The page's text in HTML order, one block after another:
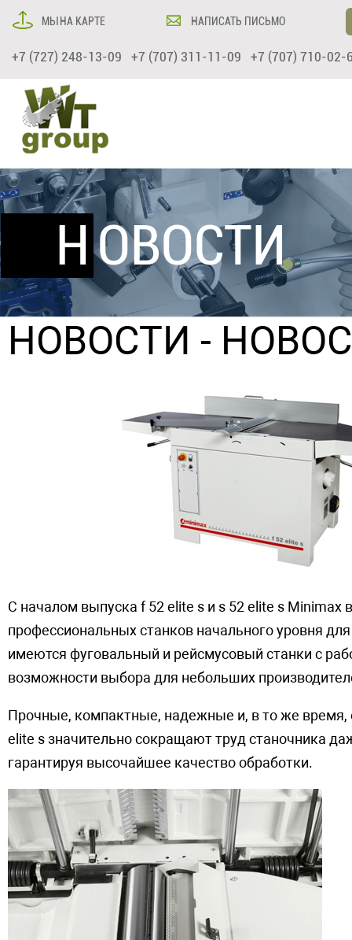
МЫ НА КАРТЕ НАПИСАТЬ ПИСЬМО
+7 (727) 248-13-09 +7 (707) 311-11-09 +7 (707) 710-02-
НОВОСТИ
НОВОСТИ -
С началом выпуска f 52 elite s и s 52 elite s Minimax
профессиональных станков начального уровня
имеются фуговальный и рейсмусовый станки с
возможности выбора для небольших
Прочные, компактные, надежные и, в то же время,
elite s значительно сокращают труд станочника
гарантируя высочайшее качество обработки.